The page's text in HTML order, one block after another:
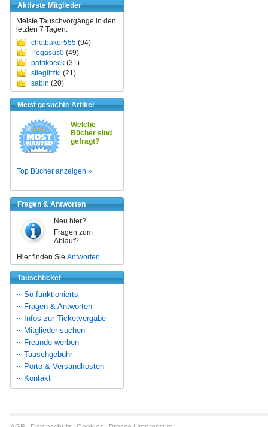
Aktivste Mitglieder
Meiste Tauschvorgänge in den
letzten 7 Tagen:
chetbaker555 (94)
Pegasus0 (49)
patrikbeck (31)
stieglitzki (21)
sabin (20)
Meist gesuchte Artikel
Welche
Bücher sind
gefragt?
Top Bücher anzeigen »
Fragen & Antworten
Neu hier?
Fragen zum
Ablauf?
Hier finden Sie Antworten
Tauschticket
So funktionierts
Fragen & Antworten
Infos zur Ticketvergabe
Mitglieder suchen
Freunde werben
Tauschgebühr
Porto & Versandkosten
Kontakt